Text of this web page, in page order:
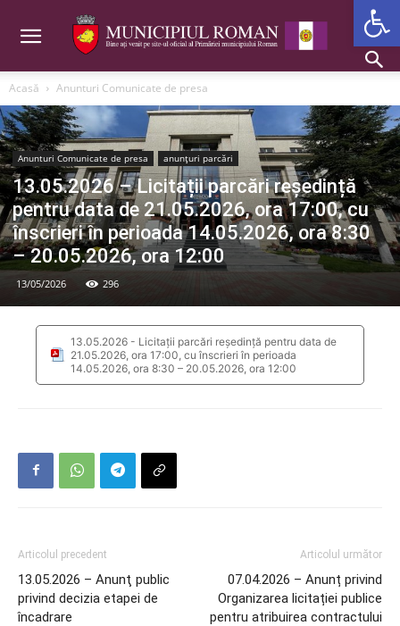
Acasă Anunturi Comunicate de presa
Anunturi Comunicate de presa anunțuri parcări
13.05.2026 – Licitații parcări reședință
pentru data de 21.05.2026, ora 17:00, cu
înscrieri în perioada 14.05.2026, ora 8:30
– 20.05.2026, ora 12:00
13/05/2026 296
13.05.2026 - Licitații parcări reședință pentru data de
21.05.2026, ora 17:00, cu înscrieri în perioada
14.05.2026, ora 8:30 – 20.05.2026, ora 12:00
Articolul precedent
13.05.2026 – Anunţ public
privind decizia etapei de
încadrare
Articolul următor
07.04.2026 – Anunț privind
Organizarea licitației publice
pentru atribuirea contractului